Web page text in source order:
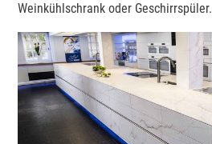
Weinkühlschrank oder Geschirrspüler.